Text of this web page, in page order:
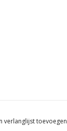
verlanglijst toevoegen